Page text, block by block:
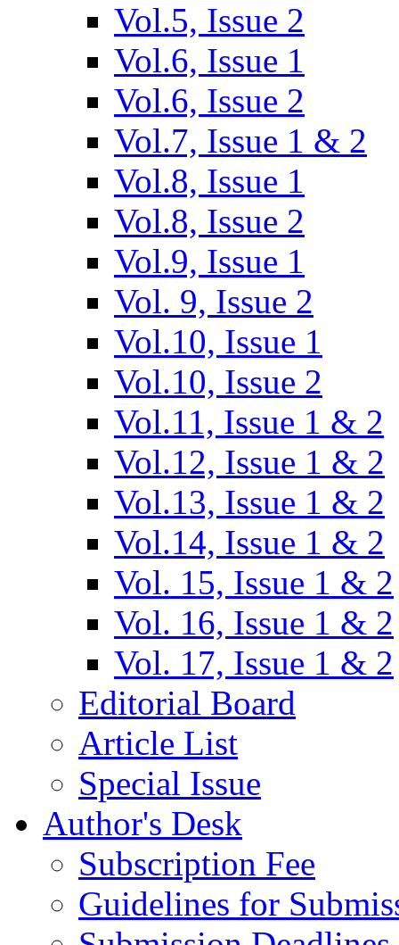
Vol.5, Issue 2
Vol.6, Issue 1
Vol.6, Issue 2
Vol.7, Issue 1 & 2
Vol.8, Issue 1
Vol.8, Issue 2
Vol.9, Issue 1
Vol. 9, Issue 2
Vol.10, Issue 1
Vol.10, Issue 2
Vol.11, Issue 1 & 2
Vol.12, Issue 1 & 2
Vol.13, Issue 1 & 2
Vol.14, Issue 1 & 2
Vol. 15, Issue 1 & 2
Vol. 16, Issue 1 & 2
Vol. 17, Issue 1 & 2
Editorial Board
Article List
Special Issue
Author's Desk
Subscription Fee
Guidelines for